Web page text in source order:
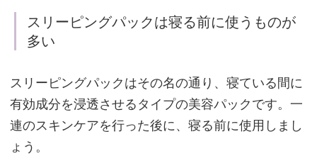
穴
汚
に
徹
底
スリーピングパックは寝る前に使うものが
多い
スリーピングパックはその名の通り、寝ている間に
有効成分を浸透させるタイプの美容パックです。一
連のスキンケアを行った後に、寝る前に使用しまし
ょう。